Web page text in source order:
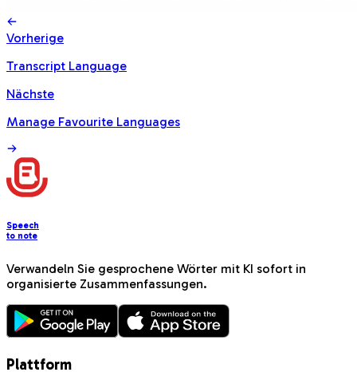
Vorherige
Transcript Language
Nächste
Manage Favourite Languages
Speech
to note
Verwandeln Sie gesprochene Wörter mit KI sofort in
organisierte Zusammenfassungen.
Plattform